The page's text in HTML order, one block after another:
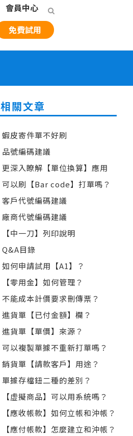
會員中心
免費試用
相關文章
蝦皮寄件單不好刷
品號編碼建議
更深入瞭解【單位換算】應用
可以刷【Bar code】打單嗎？
客戶代號編碼建議
廠商代號編碼建議
【中一刀】列印說明
Q&A目錄
如何申請試用【A1】？
【零用金】如何管理？
不能成本計價要求刪傳票？
進貨單【已付金額】欄？
進貨單【單價】來源？
可以複製單據不重新打單嗎？
銷貨單【請款客戶】用途？
單據存檔鈕二種的差別？
【虚擬商品】可以用系統嗎？
【應收帳款】如何立帳和沖帳？
【應付帳款】怎麼建立和沖帳？